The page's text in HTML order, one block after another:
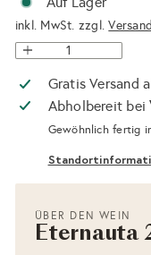
inkl. MwSt. zzgl.
Gratis Versand
Abholbereit bei
Gewöhnlich fertig
ÜBER DEN WEIN
Eternauta